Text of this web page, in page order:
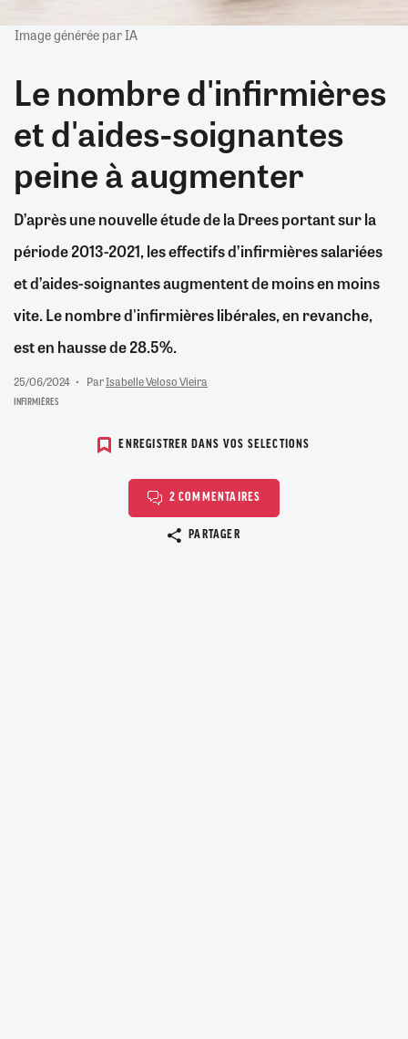
Image générée par IA
Le nombre d'infirmières
et d'aides-soignantes
peine à augmenter
D’après une nouvelle étude de la Drees portant sur la
période 2013-2021, les effectifs d’infirmières salariées
et d’aides-soignantes augmentent de moins en moins
vite. Le nombre d'infirmières libérales, en revanche,
est en hausse de 28.5%.
25/06/2024 ParIsabelle Veloso Vieira
INFIRMIÈRES
ENREGISTRER DANS VOS SELECTIONS
2 COMMENTAIRES
PARTAGER